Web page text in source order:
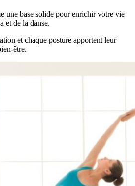
une base solide pour enrichir votre vie
et de la danse.
et chaque posture apportent leur
être.